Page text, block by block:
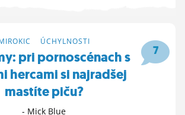
7
ÚCHYLNOSTI
pri pornoscénach s
hercami si najradšej
mastíte piču?
- Mick Blue